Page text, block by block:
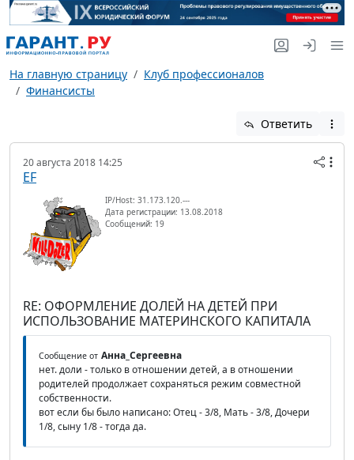
На главную страницу
Клуб профессионалов
Финансисты
Ответить
20 августа 2018 14:25
EF
IP/Host: 31.173.120.---
Дата регистрации: 13.08.2018
Сообщений: 19
RE: ОФОРМЛЕНИЕ ДОЛЕЙ НА ДЕТЕЙ ПРИ
ИСПОЛЬЗОВАНИЕ МАТЕРИНСКОГО КАПИТАЛА
Сообщение от Анна_Сергеевна
нет. доли - только в отношении детей, а в отношении
родителей продолжает сохраняться режим совместной
собственности.
вот если бы было написано: Отец - 3/8, Мать - 3/8, Дочери
1/8, сыну 1/8 - тогда да.